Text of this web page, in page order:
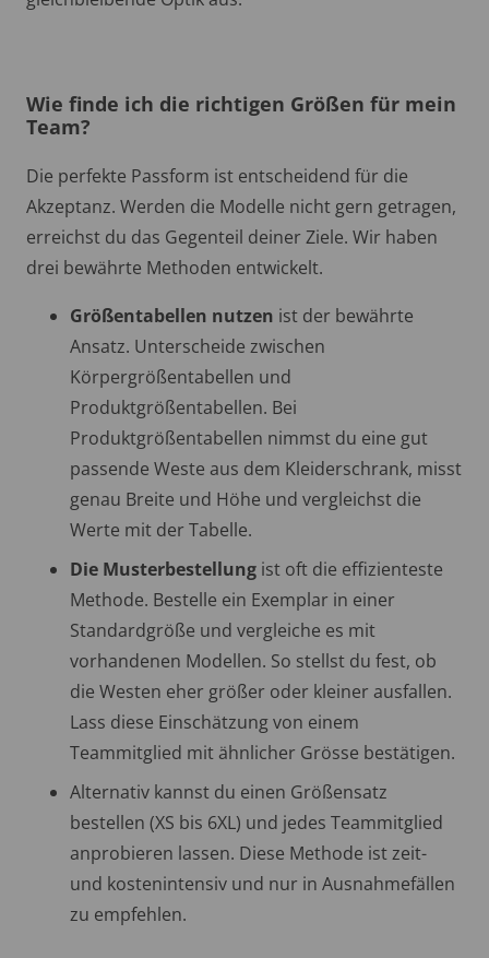
Wie finde ich die richtigen Größen für mein
Team?
Die perfekte Passform ist entscheidend für die
Akzeptanz. Werden die Modelle nicht gern getragen,
erreichst du das Gegenteil deiner Ziele. Wir haben
drei bewährte Methoden entwickelt.
Größentabellen nutzen ist der bewährte
Ansatz. Unterscheide zwischen
Körpergrößentabellen und
Produktgrößentabellen. Bei
Produktgrößentabellen nimmst du eine gut
passende Weste aus dem Kleiderschrank, misst
genau Breite und Höhe und vergleichst die
Werte mit der Tabelle.
Die Musterbestellung ist oft die effizienteste
Methode. Bestelle ein Exemplar in einer
Standardgröße und vergleiche es mit
vorhandenen Modellen. So stellst du fest, ob
die Westen eher größer oder kleiner ausfallen.
Lass diese Einschätzung von einem
Teammitglied mit ähnlicher Grösse bestätigen.
Alternativ kannst du einen Größensatz
bestellen (XS bis 6XL) und jedes Teammitglied
anprobieren lassen. Diese Methode ist zeit-
und kostenintensiv und nur in Ausnahmefällen
zu empfehlen.